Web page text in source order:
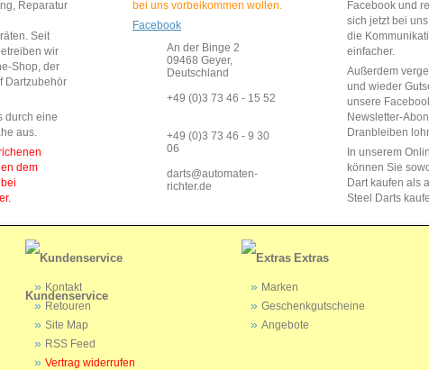
Reparatur
Seit
wir
Shop, der
Dartzubehör
durch eine
aus.
dem
bei uns vorbeikommen wollen.
Facebook
An der Binge 2
09468 Geyer,
Deutschland
+49 (0)3 73 46 - 15 52
+49 (0)3 73 46 - 9 30
06
darts@automaten-
richter.de
Facebook und
sich jetzt bei
die
einfacher.
Außerdem
und wieder
unsere
Newsletter-
Dranbleiben
In unserem
können Sie
Dart kaufen als
Steel Darts
Kundenservice
Kontakt
Retouren
Site Map
RSS Feed
Vertrag widerrufen
Extras
Marken
Geschenkgutscheine
Angebote